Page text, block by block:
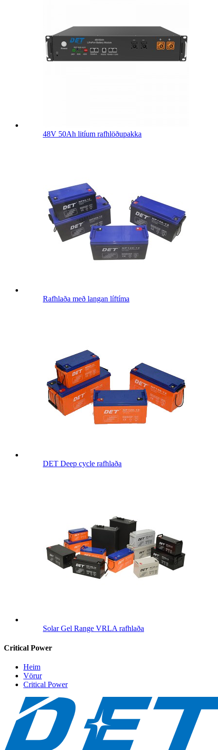
48V 50Ah litíum rafhlöðupakka
Rafhlaða með langan líftíma
DET Deep cycle rafhlaða
Solar Gel Range VRLA rafhlaða
Critical Power
Heim
Vörur
Critical Power